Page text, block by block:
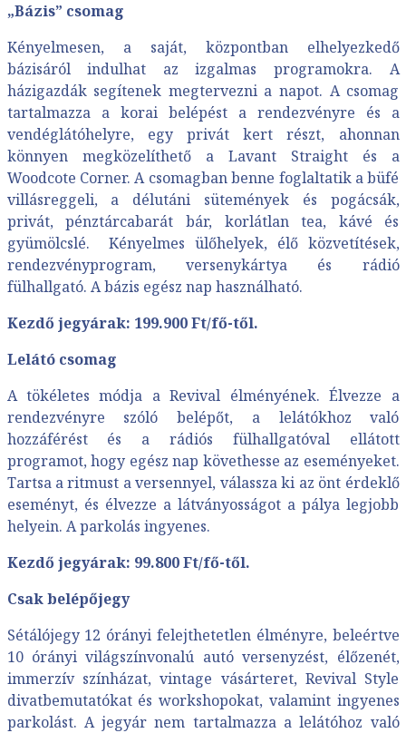
„Bázis” csomag
Kényelmesen, a saját, központban elhelyezkedő
bázisáról indulhat az izgalmas programokra. A
házigazdák segítenek megtervezni a napot. A csomag
tartalmazza a korai belépést a rendezvényre és a
vendéglátóhelyre, egy privát kert részt, ahonnan
könnyen megközelíthető a Lavant Straight és a
Woodcote Corner. A csomagban benne foglaltatik a büfé
villásreggeli, a délutáni sütemények és pogácsák,
privát, pénztárcabarát bár, korlátlan tea, kávé és
gyümölcslé. Kényelmes ülőhelyek, élő közvetítések,
rendezvényprogram, versenykártya és rádió
fülhallgató. A bázis egész nap használható.
Kezdő jegyárak: 199.900 Ft/fő-től.
Lelátó csomag
A tökéletes módja a Revival élményének. Élvezze a
rendezvényre szóló belépőt, a lelátókhoz való
hozzáférést és a rádiós fülhallgatóval ellátott
programot, hogy egész nap követhesse az eseményeket.
Tartsa a ritmust a versennyel, válassza ki az önt érdeklő
eseményt, és élvezze a látványosságot a pálya legjobb
helyein. A parkolás ingyenes.
Kezdő jegyárak: 99.800 Ft/fő-től.
Csak belépőjegy
Sétálójegy 12 órányi felejthetetlen élményre, beleértve
10 órányi világszínvonalú autó versenyzést, élőzenét,
immerzív színházat, vintage vásárteret, Revival Style
divatbemutatókat és workshopokat, valamint ingyenes
parkolást. A jegyár nem tartalmazza a lelátóhoz való